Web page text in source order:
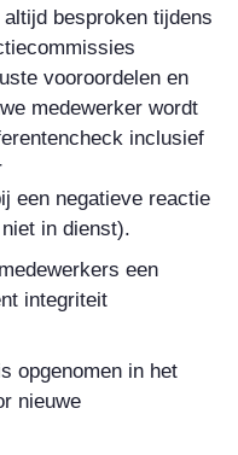
besproken tijdens
vooroordelen en
medewerker wordt
inclusief
een negatieve reactie
in dienst).
een
integriteit
opgenomen in het
nieuwe